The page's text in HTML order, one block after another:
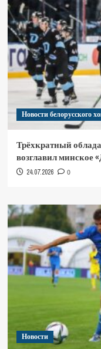
Новости белорусского
Трёхкратный
возглавил минское
24.07.2026 0
Новости